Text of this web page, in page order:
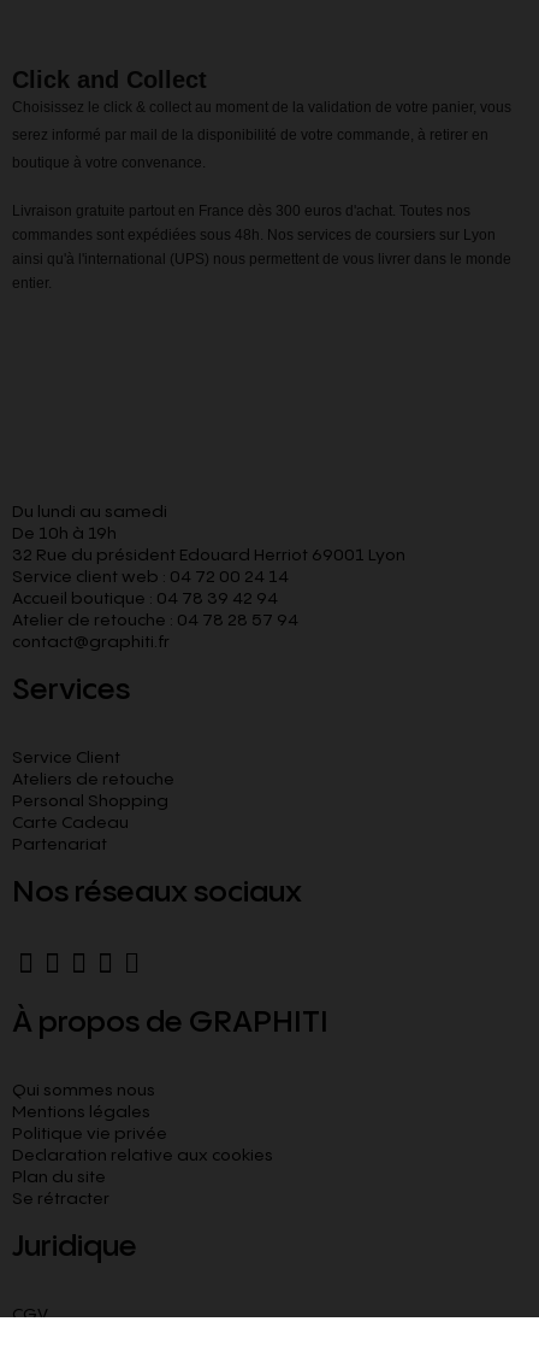
Click and Collect
Choisissez le click & collect au moment de la validation de votre panier, vous
serez informé par mail de la disponibilité de votre commande, à retirer en
boutique à votre convenance.
Livraison gratuite partout en France dès 300 euros d'achat. Toutes nos
commandes sont expédiées sous 48h. Nos services de coursiers sur Lyon
ainsi qu'à l'international (UPS) nous permettent de vous livrer dans le monde
entier.
Du lundi au samedi
De 10h à 19h
32 Rue du président Edouard Herriot 69001 Lyon
Service client web : 04 72 00 24 14
Accueil boutique : 04 78 39 42 94
Atelier de retouche : 04 78 28 57 94
contact@graphiti.fr
Services
Service Client
Ateliers de retouche
Personal Shopping
Carte Cadeau
Partenariat
Nos réseaux sociaux
À propos de GRAPHITI
Qui sommes nous
Mentions légales
Politique vie privée
Declaration relative aux cookies​
Plan du site
Se rétracter
Juridique
CGV